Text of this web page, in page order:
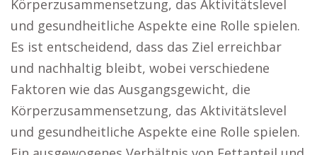
Körperzusammensetzung, das Aktivitätslevel
und gesundheitliche Aspekte eine Rolle spielen.
Es ist entscheidend, dass das Ziel erreichbar
und nachhaltig bleibt, wobei verschiedene
Faktoren wie das Ausgangsgewicht, die
Körperzusammensetzung, das Aktivitätslevel
und gesundheitliche Aspekte eine Rolle spielen.